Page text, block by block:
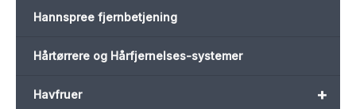
Hannspree fjernbetjening
Hårtørrere og Hårfjernelses-systemer
+
Havfruer